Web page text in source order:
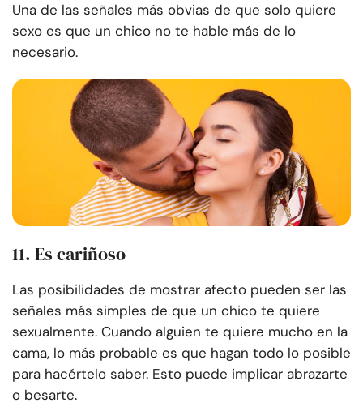
Una de las señales más obvias de que solo quiere
sexo es que un chico no te hable más de lo
necesario.
11. Es cariñoso
Las posibilidades de mostrar afecto pueden ser las
señales más simples de que un chico te quiere
sexualmente. Cuando alguien te quiere mucho en la
cama, lo más probable es que hagan todo lo posible
para hacértelo saber. Esto puede implicar abrazarte
o besarte.